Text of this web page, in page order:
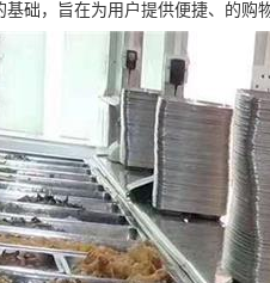
础，旨在为用户提供便捷、的购